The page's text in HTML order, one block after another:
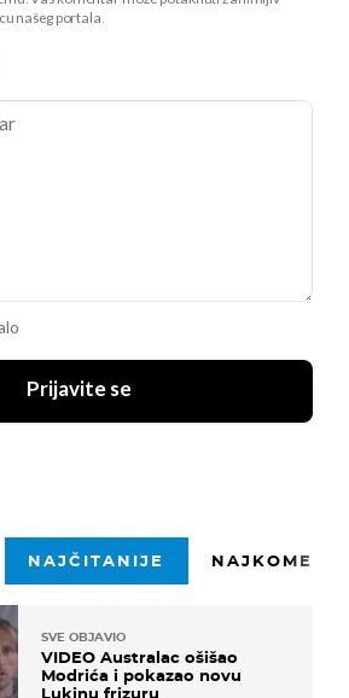
našeg portala.
Prijavite se
NAJČITANIJE
SVE OBJAVIO
VIDEO Australac ošišao
Modrića i pokazao novu
Lukinu frizuru